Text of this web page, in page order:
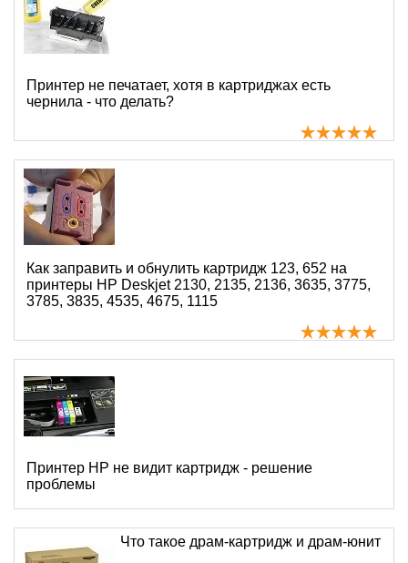
Принтер не печатает, хотя в картриджах есть
чернила - что делать?
Как заправить и обнулить картридж 123, 652 на
принтеры HP Deskjet 2130, 2135, 2136, 3635, 3775,
3785, 3835, 4535, 4675, 1115
Принтер HP не видит картридж - решение
проблемы
Что такое драм-картридж и драм-юнит